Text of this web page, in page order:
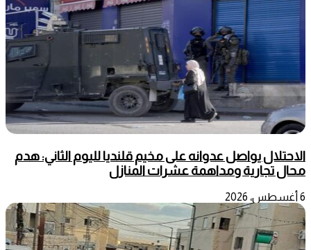
الاحتلال يواصل عدوانه على مخيم قلنديا لليوم الثاني: هدم
محال تجارية ومداهمة عشرات المنازل
6 أغسطس، 2026